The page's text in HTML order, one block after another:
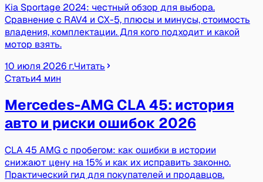
Kia Sportage 2024: честный обзор для выбора.
Сравнение с RAV4 и CX-5, плюсы и минусы, стоимость
владения, комплектации. Для кого подходит и какой
мотор взять.
10 июля 2026 г.Читать
Статьи4 мин
Mercedes-AMG CLA 45: история
авто и риски ошибок 2026
CLA 45 AMG с пробегом: как ошибки в истории
снижают цену на 15% и как их исправить законно.
Практический гид для покупателей и продавцов.